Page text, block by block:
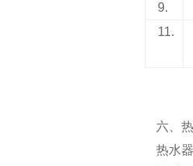
9.
11.
六、
热水